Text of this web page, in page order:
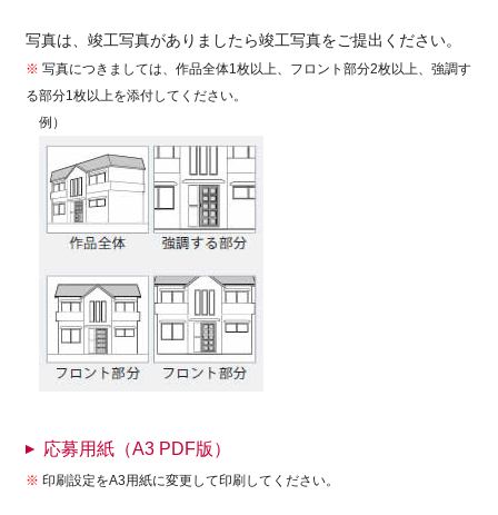
写真は、竣工写真がありましたら竣工写真をご提出ください。
※ 写真につきましては、作品全体1枚以上、フロント部分2枚以上、強調す
る部分1枚以上を添付してください。
例）
応募用紙（A3 PDF版）
※ 印刷設定をA3用紙に変更して印刷してください。